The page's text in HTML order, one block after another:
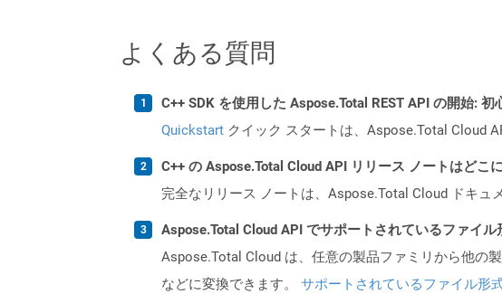
よくある質問
C++ SDK を使用した Aspose.Total REST API の開始: 初
Quickstart クイック スタートは、Aspose.Total Cloud
C++ の Aspose.Total Cloud API リリース ノートはどこ
完全なリリース ノートは、Aspose.Total Cloud ドキュ
Aspose.Total Cloud API でサポートされているファイル
Aspose.Total Cloud は、任意の製品ファミリから他の
などに変換できます。 サポートされているファイル形